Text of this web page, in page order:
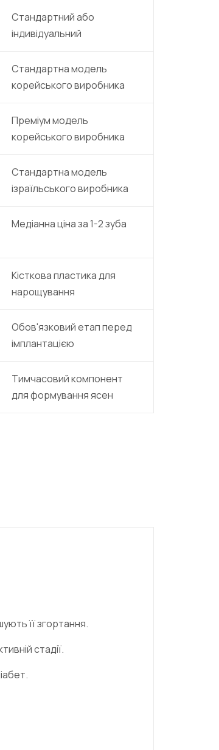
Стандартний або
індивідуальний
Стандартна модель
корейського виробника
Преміум модель
корейського виробника
Стандартна модель
ізраїльського виробника
Медіанна ціна за 1-2 зуба
Кісткова пластика для
нарощування
Обов'язковий етап перед
імплантацією
Тимчасовий компонент
для формування ясен
її згортання.
стадії.